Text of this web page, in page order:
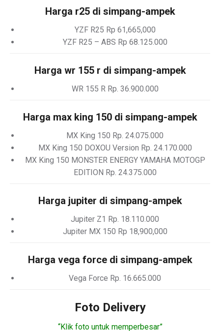
Harga r25 di simpang-ampek
YZF R25 Rp 61,665,000
YZF R25 – ABS Rp 68.125.000
Harga wr 155 r di simpang-ampek
WR 155 R Rp. 36.900.000
Harga max king 150 di simpang-ampek
MX King 150 Rp. 24.075.000
MX King 150 DOXOU Version Rp. 24.170.000
MX King 150 MONSTER ENERGY YAMAHA MOTOGP
EDITION Rp. 24.375.000
Harga jupiter di simpang-ampek
Jupiter Z1 Rp. 18.110.000
Jupiter MX 150 Rp 18,900,000
Harga vega force di simpang-ampek
Vega Force Rp. 16.665.000
Foto Delivery
“Klik foto untuk memperbesar”